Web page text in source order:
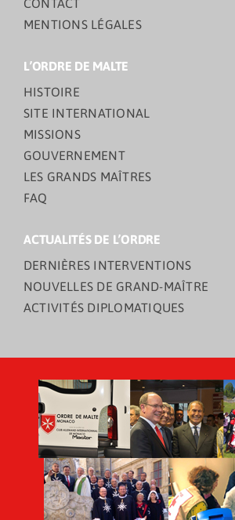
CONTACT
MENTIONS LÉGALES
L’ORDRE DE MALTE
HISTOIRE
SITE INTERNATIONAL
MISSIONS
GOUVERNEMENT
LES GRANDS MAÎTRES
FAQ
ACTUALITÉS DE L’ORDRE
DERNIÈRES INTERVENTIONS
NOUVELLES DE GRAND-MAÎTRE
ACTIVITÉS DIPLOMATIQUES